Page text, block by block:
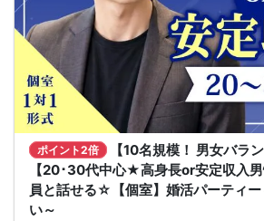
ポイント2倍
【10名規模！ 男女バラ
【20･30代中心★高身長or安定収入
員と話せる☆【個室】婚活パーティ
い～